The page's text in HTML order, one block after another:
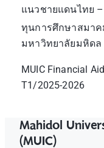
แนวชายแดนไทย
ทุนการศึกษาสมาค
มหาวิทยาลัยมหิดล
MUIC Financial
T1/2025-2026
Mahidol
(MUIC)